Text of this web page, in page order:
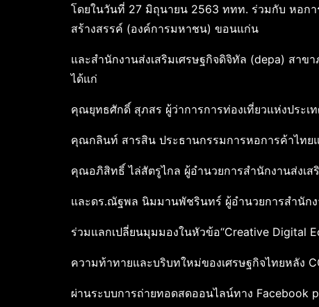
โดยในวันที่ 27 มิถุนายน 2563 ททท. ร่วมกับ หอกา
สร้างสรรค์ (องค์การมหาชน) ขอนแก่น
และสำนักงานส่งเสริมเศรษฐกิจดิจิทัล (depa) สา
ได้แก่
คุณยุทธศักดิ์ สุภสร ผู้ว่าการการท่องเที่ยวแห่งประเ
คุณกลินท์ สารสิน ประธานกรรมการหอการค้าไทย
คุณอภิสิทธิ์ ไล่สัตรูไกล ผู้อำนวยการสำนักงานส่งเส
และดร.ณัฐพล นิมมานพัชรินทร์ ผู้อำนวยการสำนักง
ร่วมแลกเปลี่ยนมุมมองในหัวข้อ“Creative Digital
ความท้าทายและบริบทใหม่ของเศรษฐกิจไทยหลัง
ผ่านระบบการถ่ายทอดสดออนไลน์ทาง Facebook